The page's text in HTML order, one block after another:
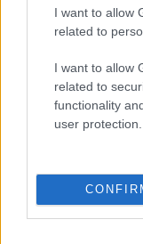
I want to allow
related to
I want to allow
related to
functionality
user protection.